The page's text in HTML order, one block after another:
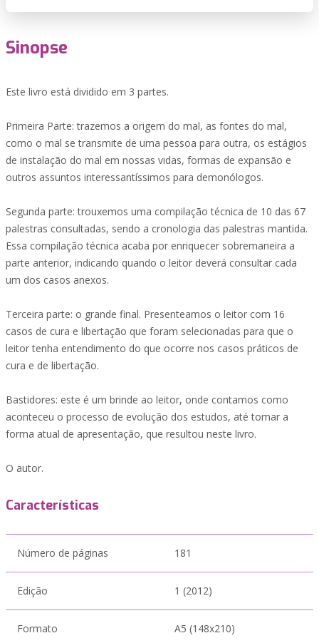
Sinopse
Este livro está dividido em 3 partes.
Primeira Parte: trazemos a origem do mal, as fontes do mal,
como o mal se transmite de uma pessoa para outra, os estágios
de instalação do mal em nossas vidas, formas de expansão e
outros assuntos interessantíssimos para demonólogos.
Segunda parte: trouxemos uma compilação técnica de 10 das 67
palestras consultadas, sendo a cronologia das palestras mantida.
Essa compilação técnica acaba por enriquecer sobremaneira a
parte anterior, indicando quando o leitor deverá consultar cada
um dos casos anexos.
Terceira parte: o grande final. Presenteamos o leitor com 16
casos de cura e libertação que foram selecionadas para que o
leitor tenha entendimento do que ocorre nos casos práticos de
cura e de libertação.
Bastidores: este é um brinde ao leitor, onde contamos como
aconteceu o processo de evolução dos estudos, até tomar a
forma atual de apresentação, que resultou neste livro.
O autor.
Características
Número de páginas 181
Edição 1 (2012)
Formato A5 (148x210)